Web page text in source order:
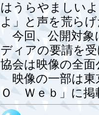
はうらやましい
よ」と声を荒ら
今回、公開対象
ディアの要請を
協会は映像の全
映像の一部は東
Ｏ Ｗｅｂ」に掲